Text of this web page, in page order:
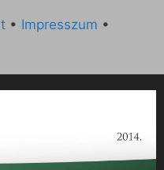
• Impresszum •